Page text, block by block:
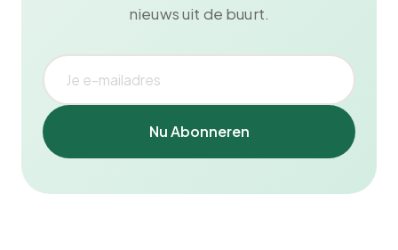
nieuws uit de buurt.
Nu Abonneren